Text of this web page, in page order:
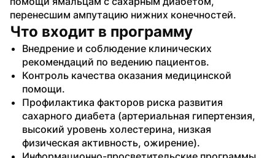
перенесшим ампутацию нижних конечностей.
Что входит в программу
Внедрение и соблюдение клинических
рекомендаций по ведению пациентов.
Контроль качества оказания медицинской
помощи.
Профилактика факторов риска развития
сахарного диабета (артериальная гипертензия,
высокий уровень холестерина, низкая
физическая активность, ожирение).